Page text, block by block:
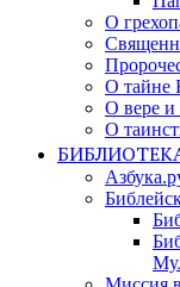
О
О тайне
О вере и
О